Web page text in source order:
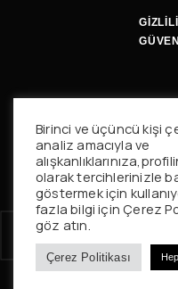
© 2025 Saint Loui Studio
Birinci ve üçüncü kişi
analiz amacıyla ve
olarak tercihlerinizle
göstermek için
fazla bilgi için Çerez
göz atın.
Çerez Politikası